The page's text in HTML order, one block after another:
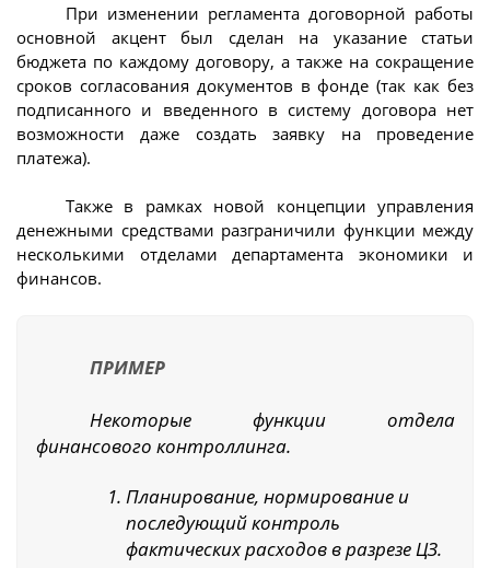
При изменении регламента договорной работы
основной акцент был сделан на указание статьи
бюджета по каждому договору, а также на сокращение
сроков согласования документов в фонде (так как без
подписанного и введенного в систему договора нет
возможности даже создать заявку на проведение
платежа).
Также в рамках новой концепции управления
денежными средствами разграничили функции между
несколькими отделами департамента экономики и
финансов.
ПРИМЕР
Некоторые функции отдела
финансового контроллинга.
Планирование, нормирование и
последующий контроль
фактических расходов в разрезе ЦЗ.